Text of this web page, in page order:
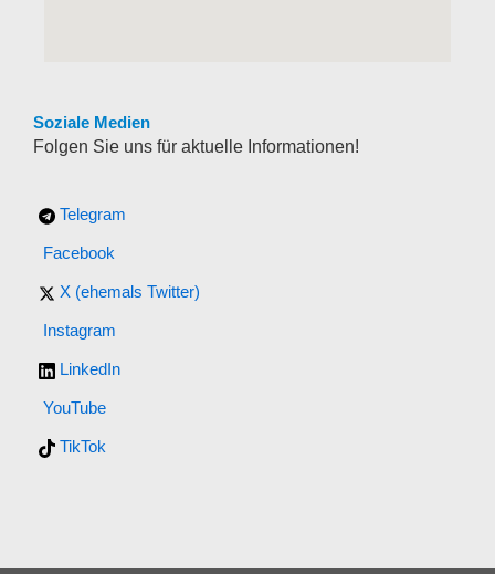
Soziale Medien
Folgen Sie uns für aktuelle Informationen!
Telegram
Facebook
X (ehemals Twitter)
Instagram
LinkedIn
YouTube
TikTok